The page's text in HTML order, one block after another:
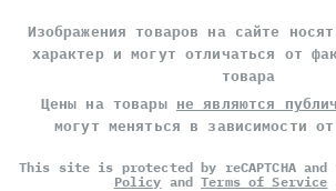
Изображения товаров на сайте
характер и могут отличаться от
товара
Цены на товары не являются
могут меняться в зависимости
This site is protected by reCAPTCHA and
Policy andTerms of Service